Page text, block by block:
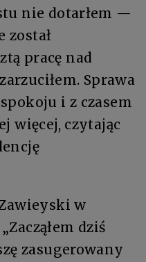
nie dotarłem —
został
pracę nad
Sprawa
i z czasem
więcej, czytając
w
dziś
zasugerowany